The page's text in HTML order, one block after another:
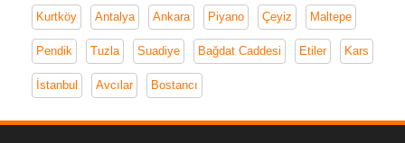
Kurtköy Antalya Ankara Piyano Çeyiz Maltepe
Pendik Tuzla Suadiye Bağdat Caddesi Etiler Kars
İstanbul Avcılar Bostancı